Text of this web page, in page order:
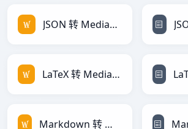
JSON 转 MediaWiki
LaTeX 转 MediaWiki
Markdown 转 MediaWiki